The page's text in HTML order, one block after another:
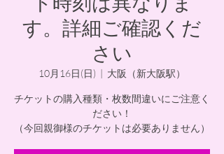
す。詳細ご確認くだ
さい
10月16日(日)
  |
大阪（新大阪駅）
チケットの購入種類・枚数間違いにご注意く
ださい！
（今回親御様のチケットは必要ありません）